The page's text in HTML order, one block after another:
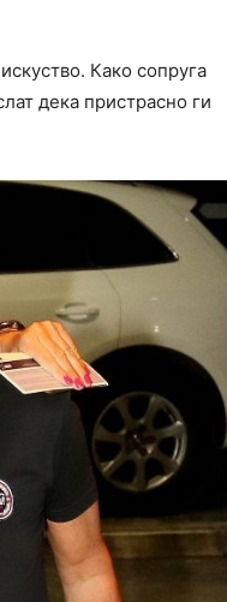
Како сопруга
дека пристрасно ги